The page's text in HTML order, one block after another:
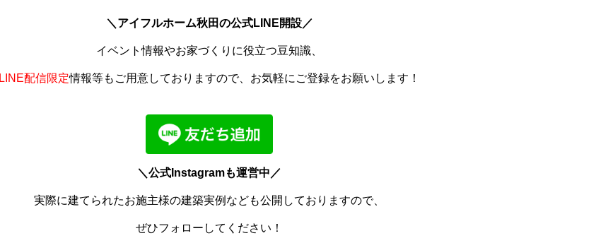
＼アイフルホーム秋田の公式LINE開設／
イベント情報やお家づくりに役立つ豆知識、
LINE配信限定情報等もご用意しておりますので、お気軽にご登録をお願いします！
＼公式Instagramも運営中／
実際に建てられたお施主様の建築実例なども公開しておりますので、
ぜひフォローしてください！